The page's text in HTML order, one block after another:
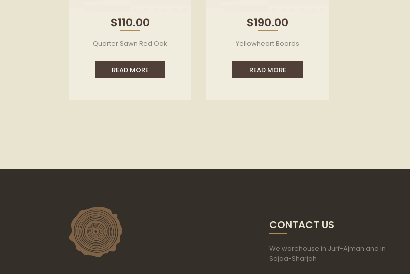
$110.00
Quarter Sawn Red Oak
READ MORE
$190.00
Yellowheart Boards
READ MORE
CONTACT US
We warehouse in Jurf-Ajman and in
Sajaa-Sharjah